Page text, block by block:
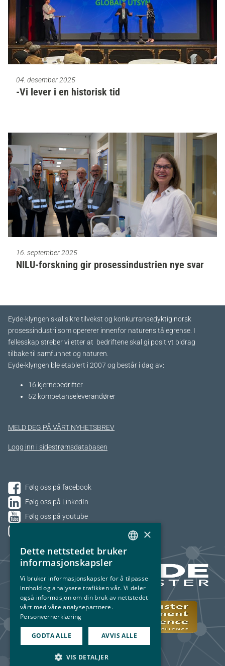
04. desember 2025
-Vi lever i en historisk tid
16. september 2025
NILU-forskning gir prosessindustrien nye svar
Eyde-klyngen skal sikre tilvekst og konkurransedyktig norsk
prosessindustri som opererer innenfor naturens tålegrense. I
fellesskap streber vi etter at bedriftene skal gi positivt bidrag
tilbake til samfunnet og naturen.
Eyde-klyngen ble etablert i 2007 og består i dag av:
16 kjernebedrifter​
52 kompetanseleverandører
MELD DEG PÅ VÅRT NYHETSBREV
Logg inn i sidestrømsdatabasen
Følg oss på facebook
Følg oss på LinkedIn
Følg oss på youtube
NORWEGIAN
×
Dette nettstedet bruker
informasjonskapsler
Vi bruker informasjonskapsler for å tilpasse
innhold og analysere trafikken vår. Vi deler
også informasjon om din bruk av nettstedet
vårt med våre analysepartnere.
Personvernerklæring
GODTA ALLE AVVIS ALLE
VIS DETALJER